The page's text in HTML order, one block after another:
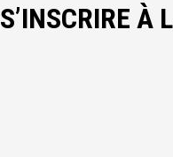
S’INSCRIRE À